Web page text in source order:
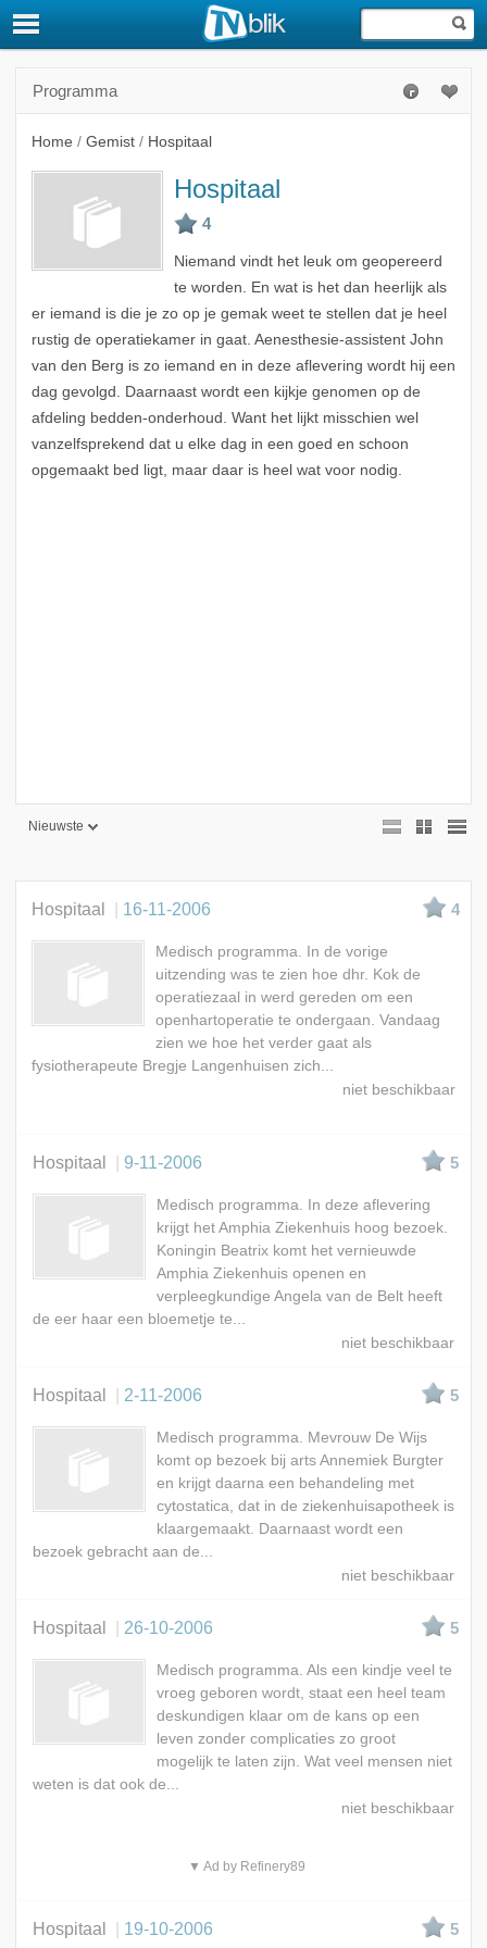
Programma
Home / Gemist / Hospitaal
Hospitaal
Niemand vindt het leuk om geopereerd
te worden. En wat is het dan heerlijk als
er iemand is die je zo op je gemak weet te stellen dat je heel
rustig de operatiekamer in gaat. Aenesthesie-assistent John
van den Berg is zo iemand en in deze aflevering wordt hij een
dag gevolgd. Daarnaast wordt een kijkje genomen op de
afdeling bedden-onderhoud. Want het lijkt misschien wel
vanzelfsprekend dat u elke dag in een goed en schoon
opgemaakt bed ligt, maar daar is heel wat voor nodig.
Nieuwste
Hospitaal 16-11-2006 4
Medisch programma. In de vorige
uitzending was te zien hoe dhr. Kok de
operatiezaal in werd gereden om een
openhartoperatie te ondergaan. Vandaag
zien we hoe het verder gaat als
fysiotherapeute Bregje Langenhuisen zich...
Hospitaal 9-11-2006 5
Medisch programma. In deze aflevering
krijgt het Amphia Ziekenhuis hoog bezoek.
Koningin Beatrix komt het vernieuwde
Amphia Ziekenhuis openen en
verpleegkundige Angela van de Belt heeft
de eer haar een bloemetje te...
Hospitaal 2-11-2006 5
Medisch programma. Mevrouw De Wijs
komt op bezoek bij arts Annemiek Burgter
en krijgt daarna een behandeling met
cytostatica, dat in de ziekenhuisapotheek is
klaargemaakt. Daarnaast wordt een
bezoek gebracht aan de...
Hospitaal 26-10-2006 5
Medisch programma. Als een kindje veel te
vroeg geboren wordt, staat een heel team
deskundigen klaar om de kans op een
leven zonder complicaties zo groot
mogelijk te laten zijn. Wat veel mensen niet
weten is dat ook de...
▼ Ad by Refinery89
Hospitaal 19-10-2006 5